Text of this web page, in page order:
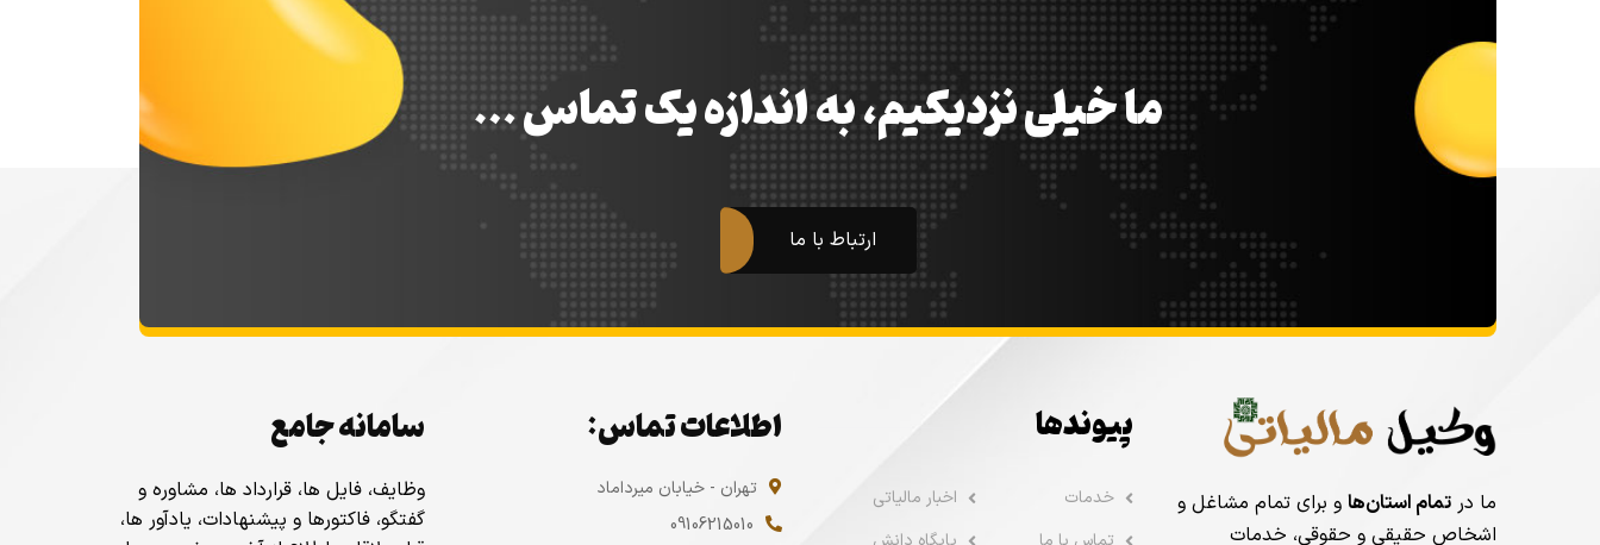
ما خیلی نزدیکیم، به اندازه یک تماس …
ارتباط با ما
ما در تمام استان‌ها و برای تمام مشاغل و
اشخاص حقیقی و حقوقی، خدمات
پیوندها
خدمات
اخبار مالیاتی
اطلاعات تماس:
تهران - خیابان میرداماد
09106215010
سامانه جامع
وظایف، فایل ها، قرارداد ها، مشاوره و
گفتگو، فاکتورها و پیشنهادات، یادآور ها،